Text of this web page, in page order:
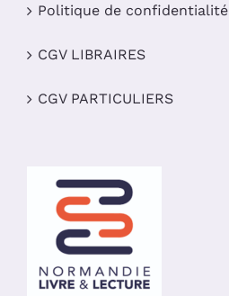
Politique de confidentialité
CGV LIBRAIRES
CGV PARTICULIERS